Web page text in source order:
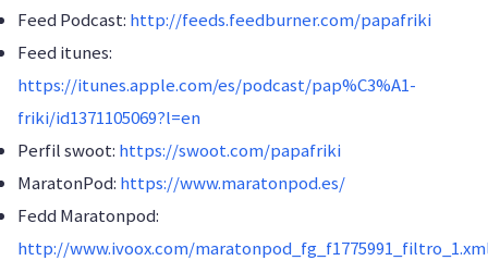
Feed Podcast: http://feeds.feedburner.com/papafriki
Feed itunes:
https://itunes.apple.com/es/podcast/pap%C3%A1-
friki/id1371105069?l=en
Perfil swoot: https://swoot.com/papafriki
MaratonPod: https://www.maratonpod.es/
Fedd Maratonpod:
http://www.ivoox.com/